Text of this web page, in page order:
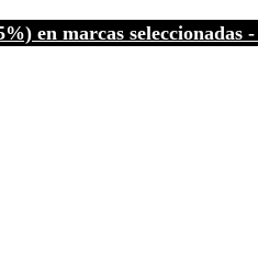
en marcas seleccionadas